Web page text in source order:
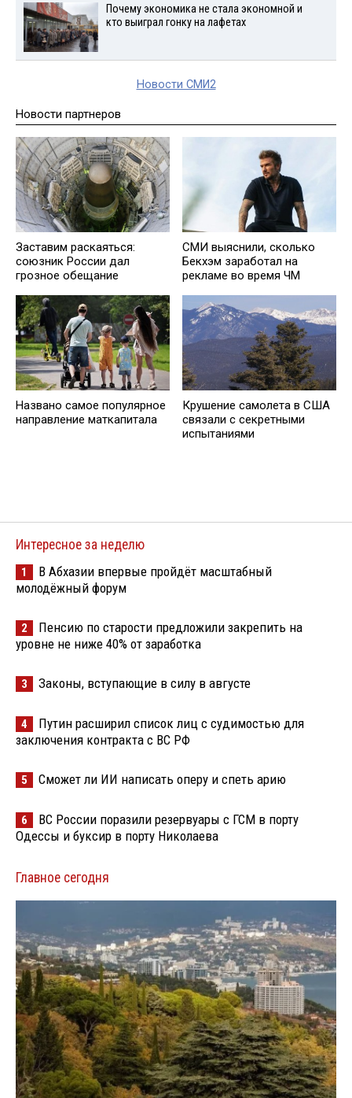
Почему экономика не стала экономной и
кто выиграл гонку на лафетах
Новости СМИ2
Новости партнеров
Заставим раскаяться:
союзник России дал
грозное обещание
СМИ выяснили, сколько
Бекхэм заработал на
рекламе во время ЧМ
Названо самое популярное
направление маткапитала
Крушение самолета в США
связали с секретными
испытаниями
Интересное за неделю
1
В Абхазии впервые пройдёт масштабный
молодёжный форум
2
Пенсию по старости предложили закрепить на
уровне не ниже 40% от заработка
3 Законы, вступающие в силу в августе
4
Путин расширил список лиц с судимостью для
заключения контракта с ВС РФ
5 Сможет ли ИИ написать оперу и спеть арию
6
ВС России поразили резервуары с ГСМ в порту
Одессы и буксир в порту Николаева
Главное сегодня